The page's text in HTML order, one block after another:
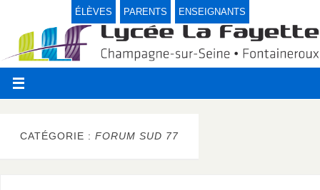
ÉLÈVES PARENTS ENSEIGNANTS
CATÉGORIE : FORUM SUD 77